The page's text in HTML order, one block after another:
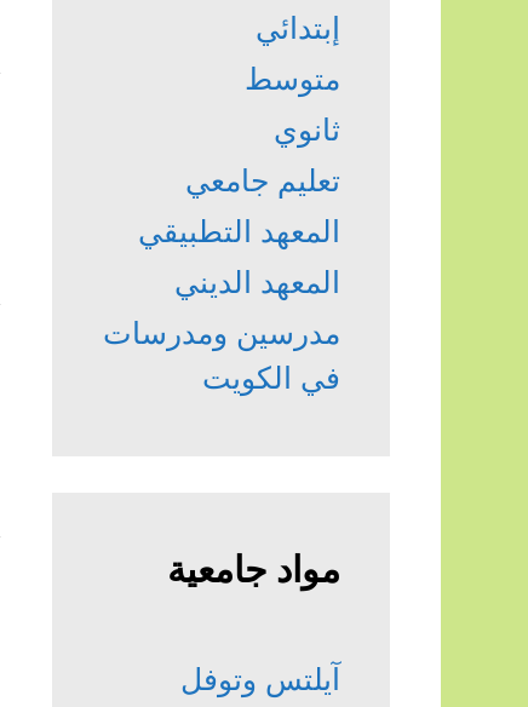
إبتدائي
متوسط
ثانوي
تعليم جامعي
المعهد التطبيقي
المعهد الديني
مدرسين ومدرسات
في الكويت
مواد جامعية
آيلتس وتوفل